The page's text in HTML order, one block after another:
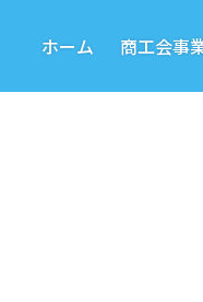
ホーム 商工会事